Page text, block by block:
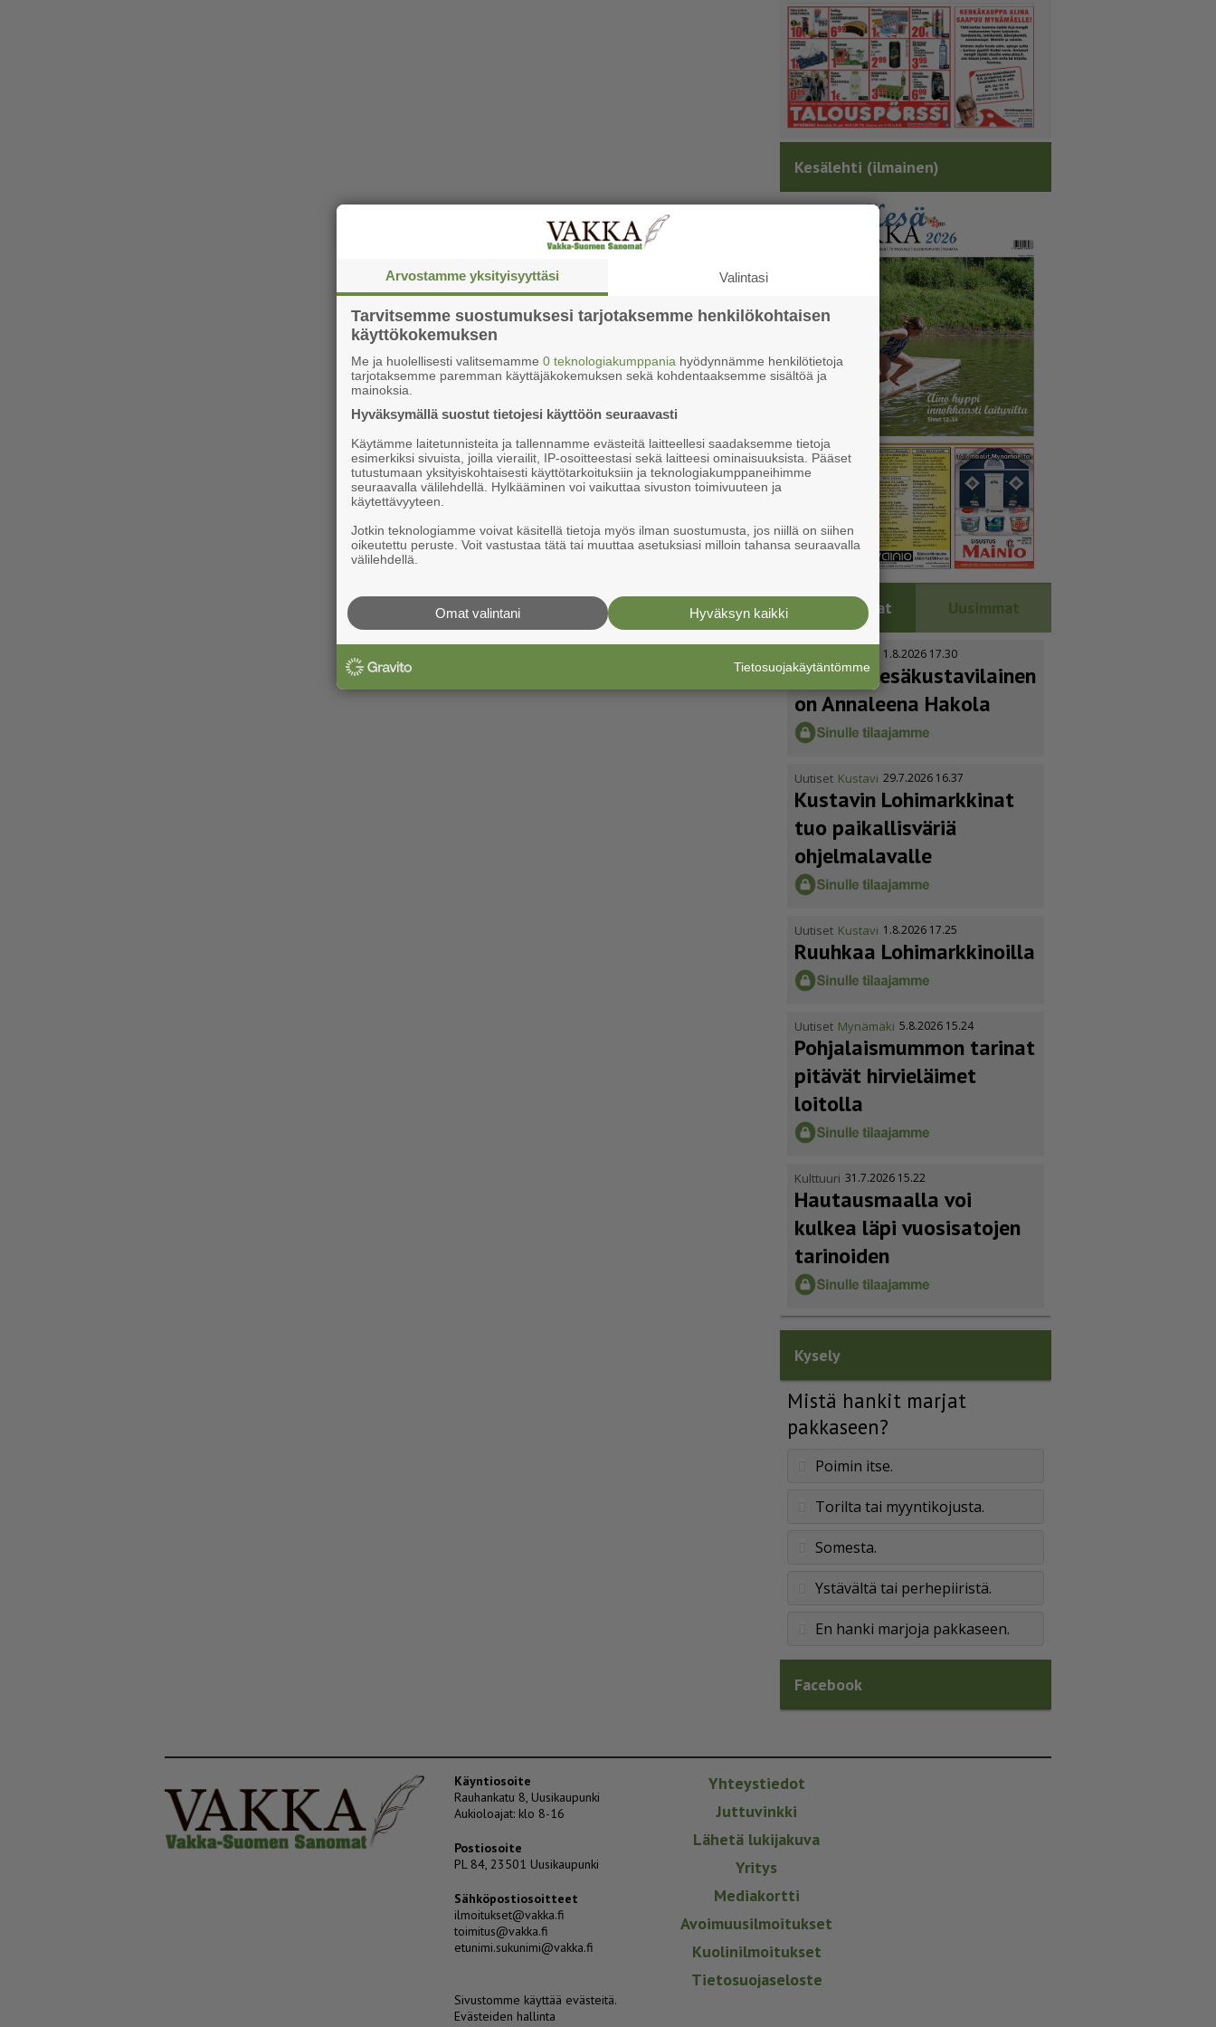
Kesälehti (ilmainen)
Luetuimmat Uusimmat
1.8.2026 17.30
Vuoden kesäkus­ta­vi­lainen
on Annaleena Hakola
Uutiset Kustavi 29.7.2026 16.37
Kustavin Lohimarkkinat
tuo paikallisväriä
ohjelmalavalle
Uutiset Kustavi 1.8.2026 17.25
Ruuhkaa Lohimark­ki­noilla
Uutiset Mynämäki 5.8.2026 15.24
Pohja­lais­mummon tarinat
pitävät hirvieläimet
loitolla
Kulttuuri 31.7.2026 15.22
Hautausmaalla voi
kulkea läpi vuosisatojen
tarinoiden
Kysely
Mistä hankit marjat
pakkaseen?
Poimin itse.
Torilta tai myyntikojusta.
Somesta.
Ystävältä tai perhepiiristä.
En hanki marjoja pakkaseen.
Facebook
Käyntiosoite
Rauhankatu 8, Uusikaupunki
Aukioloajat: klo 8-16
Postiosoite
PL 84, 23501 Uusikaupunki
Sähköpostiosoitteet
ilmoitukset@vakka.fi
toimitus@vakka.fi
etunimi.sukunimi@vakka.fi
Sivustomme käyttää evästeitä.
Evästeiden hallinta
Yhteystiedot
Juttuvinkki
Lähetä lukijakuva
Yritys
Mediakortti
Avoimuusilmoitukset
Kuolinilmoitukset
Tietosuojaseloste
Arvostamme yksityisyyttäsi Valintasi
Tarvitsemme suostumuksesi tarjotaksemme henkilökohtaisen
käyttökokemuksen
Me ja huolellisesti valitsemamme 0 teknologiakumppania hyödynnämme henkilötietoja
tarjotaksemme paremman käyttäjäkokemuksen sekä kohdentaaksemme sisältöä ja
mainoksia.
Hyväksymällä suostut tietojesi käyttöön seuraavasti
Käytämme laitetunnisteita ja tallennamme evästeitä laitteellesi saadaksemme tietoja
esimerkiksi sivuista, joilla vierailit, IP-osoitteestasi sekä laitteesi ominaisuuksista. Pääset
tutustumaan yksityiskohtaisesti käyttötarkoituksiin ja teknologiakumppaneihimme
seuraavalla välilehdellä. Hylkääminen voi vaikuttaa sivuston toimivuuteen ja
käytettävyyteen.
Jotkin teknologiamme voivat käsitellä tietoja myös ilman suostumusta, jos niillä on siihen
oikeutettu peruste. Voit vastustaa tätä tai muuttaa asetuksiasi milloin tahansa seuraavalla
välilehdellä.
Hyväksyn kaikki
Omat valintani
Tietosuojakäytäntömme